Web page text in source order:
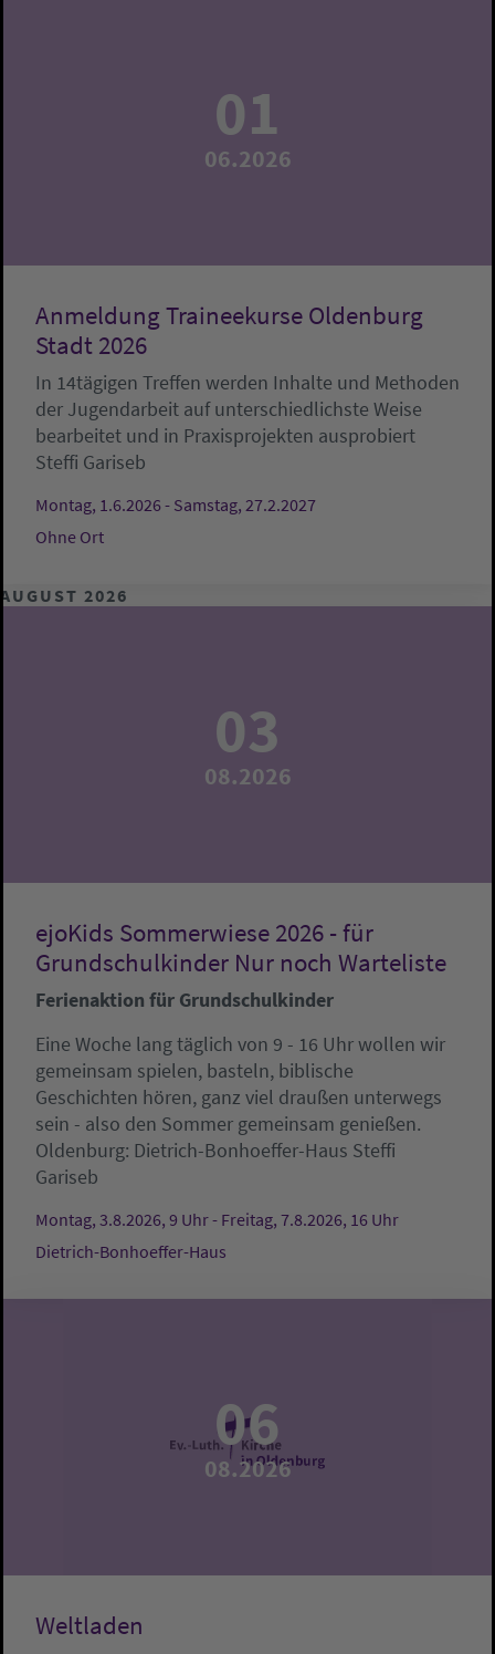
01
06.2026
Anmeldung Traineekurse Oldenburg
Stadt 2026
In 14tägigen Treffen werden Inhalte und Methoden
der Jugendarbeit auf unterschiedlichste Weise
bearbeitet und in Praxisprojekten ausprobiert
Steffi Gariseb
Montag, 1.6.2026 - Samstag, 27.2.2027
Ohne Ort
AUGUST 2026
03
08.2026
ejoKids Sommerwiese 2026 - für
Grundschulkinder Nur noch Warteliste
Ferienaktion für Grundschulkinder
Eine Woche lang täglich von 9 - 16 Uhr wollen wir
gemeinsam spielen, basteln, biblische
Geschichten hören, ganz viel draußen unterwegs
sein - also den Sommer gemeinsam genießen.
Oldenburg: Dietrich-Bonhoeffer-Haus Steffi
Gariseb
Montag, 3.8.2026, 9 Uhr - Freitag, 7.8.2026, 16 Uhr
Dietrich-Bonhoeffer-Haus
06
08.2026
Weltladen